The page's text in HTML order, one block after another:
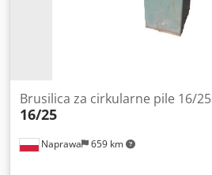
Naprawa 659 km
Brusilica za cirkularne pile 16/25
16/25